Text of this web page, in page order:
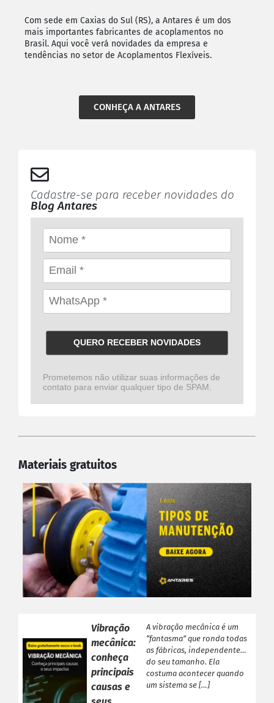
Com sede em Caxias do Sul (RS), a Antares é um dos
mais importantes fabricantes de acoplamentos no
Brasil. Aqui você verá novidades da empresa e
tendências no setor de Acoplamentos Flexíveis.
CONHEÇA A ANTARES
Cadastre-se para receber novidades do
Blog Antares
QUERO RECEBER NOVIDADES
Prometemos não utilizar suas informações de
contato para enviar qualquer tipo de SPAM.
Materiais gratuitos
Vibração
mecânica:
conheça
principais
causas e
A vibração mecânica é um
“fantasma” que ronda todas
as fábricas, independente
do seu tamanho. Ela
costuma acontecer quando
um sistema se […]